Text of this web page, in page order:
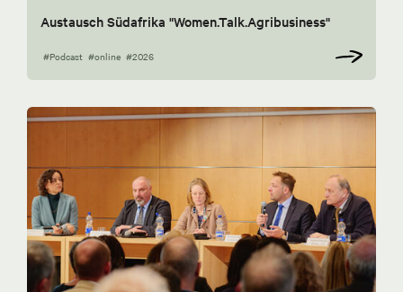
Austausch Südafrika "Women.Talk.Agribusiness"
#Podcast #online #2026